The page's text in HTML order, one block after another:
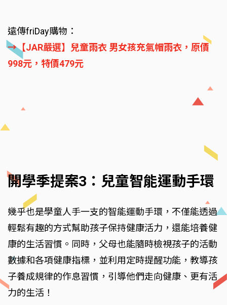
遠傳friDay購物：
→【JAR嚴選】兒童雨衣 男女孩充氣帽雨衣，原價
998元，特價479元
開學季提案3：兒童智能運動手環
幾乎也是學童人手一支的智能運動手環，不僅能透過
輕鬆有趣的方式幫助孩子保持健康活力，還能培養健
康的生活習慣。同時，父母也能隨時檢視孩子的活動
數據和各項健康指標，並利用定時提醒功能，教導孩
子養成規律的作息習慣，引導他們走向健康、更有活
力的生活！